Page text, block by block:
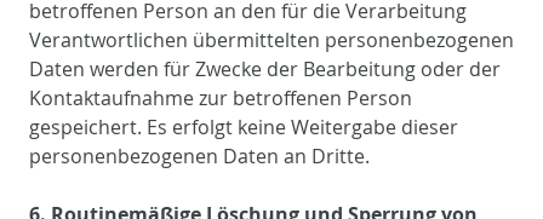
betroffenen Person an den für die Verarbeitung
Verantwortlichen übermittelten personenbezogenen
Daten werden für Zwecke der Bearbeitung oder der
Kontaktaufnahme zur betroffenen Person
gespeichert. Es erfolgt keine Weitergabe dieser
personenbezogenen Daten an Dritte.